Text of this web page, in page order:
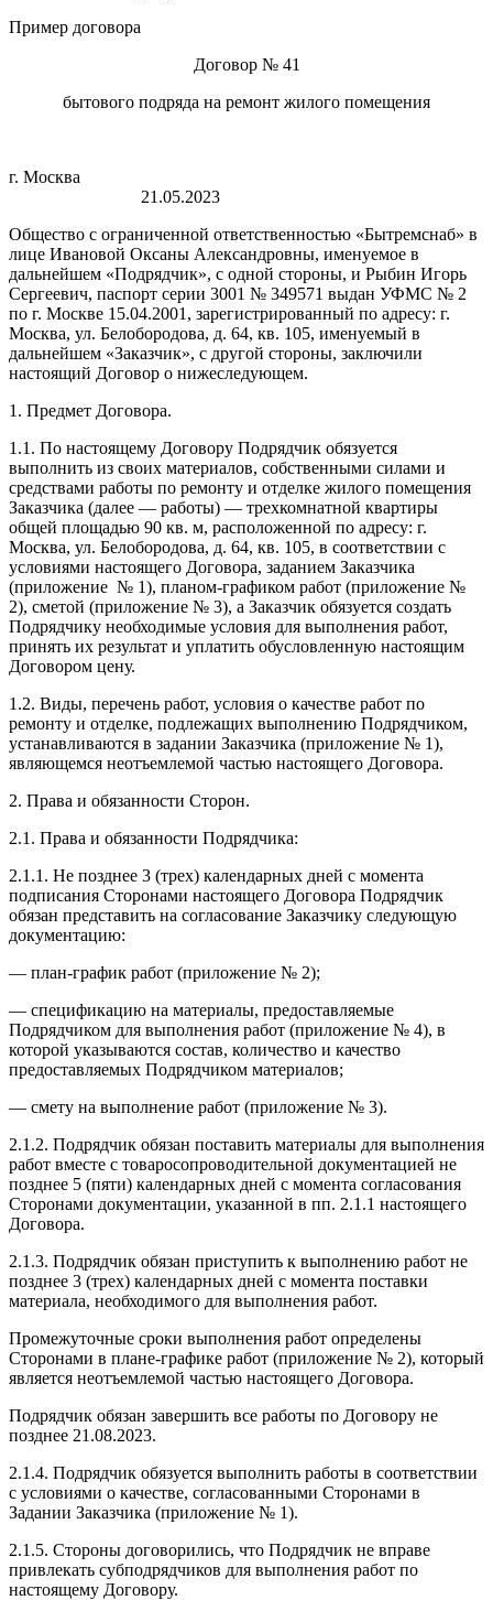
Пример договора
Договор № 41
бытового подряда на ремонт жилого помещения
г. Москва
21.05.2023
Общество с ограниченной ответственностью «Бытремснаб» в
лице Ивановой Оксаны Александровны, именуемое в
дальнейшем «Подрядчик», с одной стороны, и Рыбин Игорь
Сергеевич, паспорт серии 3001 № 349571 выдан УФМС № 2
по г. Москве 15.04.2001, зарегистрированный по адресу: г.
Москва, ул. Белобородова, д. 64, кв. 105, именуемый в
дальнейшем «Заказчик», с другой стороны, заключили
настоящий Договор о нижеследующем.
1. Предмет Договора.
1.1. По настоящему Договору Подрядчик обязуется
выполнить из своих материалов, собственными силами и
средствами работы по ремонту и отделке жилого помещения
Заказчика (далее — работы) — трехкомнатной квартиры
общей площадью 90 кв. м, расположенной по адресу: г.
Москва, ул. Белобородова, д. 64, кв. 105, в соответствии с
условиями настоящего Договора, заданием Заказчика
(приложение № 1), планом-графиком работ (приложение №
2), сметой (приложение № 3), а Заказчик обязуется создать
Подрядчику необходимые условия для выполнения работ,
принять их результат и уплатить обусловленную настоящим
Договором цену.
1.2. Виды, перечень работ, условия о качестве работ по
ремонту и отделке, подлежащих выполнению Подрядчиком,
устанавливаются в задании Заказчика (приложение № 1),
являющемся неотъемлемой частью настоящего Договора.
2. Права и обязанности Сторон.
2.1. Права и обязанности Подрядчика:
2.1.1. Не позднее 3 (трех) календарных дней с момента
подписания Сторонами настоящего Договора Подрядчик
обязан представить на согласование Заказчику следующую
документацию:
— план-график работ (приложение № 2);
— спецификацию на материалы, предоставляемые
Подрядчиком для выполнения работ (приложение № 4), в
которой указываются состав, количество и качество
предоставляемых Подрядчиком материалов;
— смету на выполнение работ (приложение № 3).
2.1.2. Подрядчик обязан поставить материалы для выполнения
работ вместе с товаросопроводительной документацией не
позднее 5 (пяти) календарных дней с момента согласования
Сторонами документации, указанной в пп. 2.1.1 настоящего
Договора.
2.1.3. Подрядчик обязан приступить к выполнению работ не
позднее 3 (трех) календарных дней с момента поставки
материала, необходимого для выполнения работ.
Промежуточные сроки выполнения работ определены
Сторонами в плане-графике работ (приложение № 2), который
является неотъемлемой частью настоящего Договора.
Подрядчик обязан завершить все работы по Договору не
позднее 21.08.2023.
2.1.4. Подрядчик обязуется выполнить работы в соответствии
с условиями о качестве, согласованными Сторонами в
Задании Заказчика (приложение № 1).
2.1.5. Стороны договорились, что Подрядчик не вправе
привлекать субподрядчиков для выполнения работ по
настоящему Договору.